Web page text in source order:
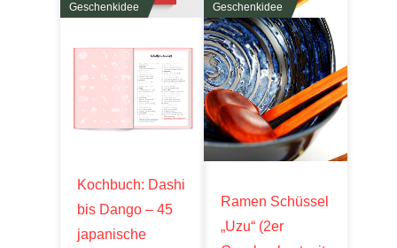
Geschenkidee
Kochbuch: Dashi
bis Dango – 45
japanische
Geschenkidee
Ramen Schüssel
„Uzu“ (2er